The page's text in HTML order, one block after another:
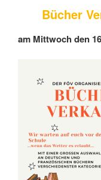
Bücher
am Mittwoch den